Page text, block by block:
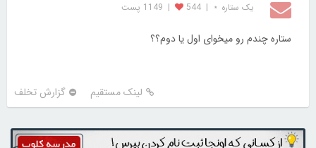
یک ستاره ⋆ |
544
| 1149 پست
ستاره چندم رو میخوای اول یا دوم؟؟
لینک مستقیم گزارش تخلف